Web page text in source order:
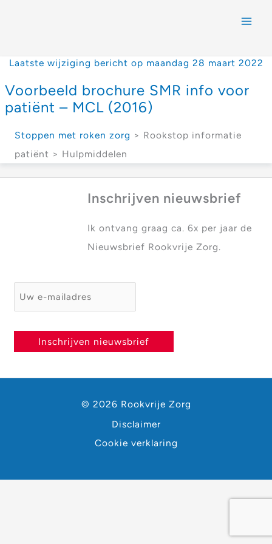
Laatste wijziging bericht op maandag 28 maart 2022
Voorbeeld brochure SMR info voor
patiënt – MCL (2016)
Stoppen met roken zorg > Rookstop informatie
patiënt > Hulpmiddelen
Inschrijven nieuwsbrief
Ik ontvang graag ca. 6x per jaar de
Nieuwsbrief Rookvrije Zorg.
E-mailadres *
Inschrijven nieuwsbrief
© 2026 Rookvrije Zorg
Disclaimer
Cookie verklaring